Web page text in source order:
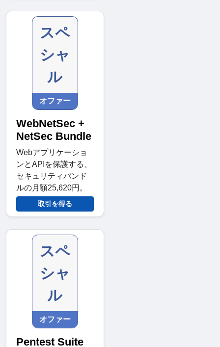
スペ
シャ
ル
オファー
WebNetSec +
NetSec Bundle
Webアプリケーショ
ンとAPIを保護する、
セキュリティバンド
ルの月額25,620円。
取引を得る
スペ
シャ
ル
オファー
Pentest Suite